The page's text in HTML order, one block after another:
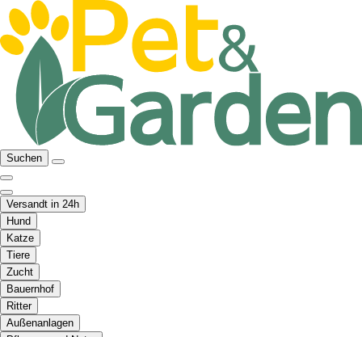
Suchen
Versandt in 24h
Hund
Katze
Tiere
Zucht
Bauernhof
Ritter
Außenanlagen